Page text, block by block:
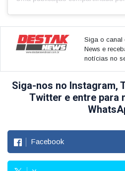
Siga o canal
News e
notícias no
Siga-nos no Instagram,
Twitter e entre para
Facebook